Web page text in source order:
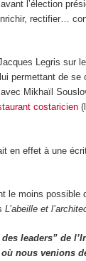
l’élection
rectifier…
Legris sur
de
Mikhaïl
costaricien
effet à une
le moins
L’abeille et
leaders” de
nous venions